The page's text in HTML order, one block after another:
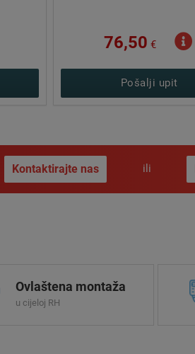
90,00 €
Dodaj u košaricu
Kontaktirajte nas ili
Ovlaštena montaža
u cijeloj RH